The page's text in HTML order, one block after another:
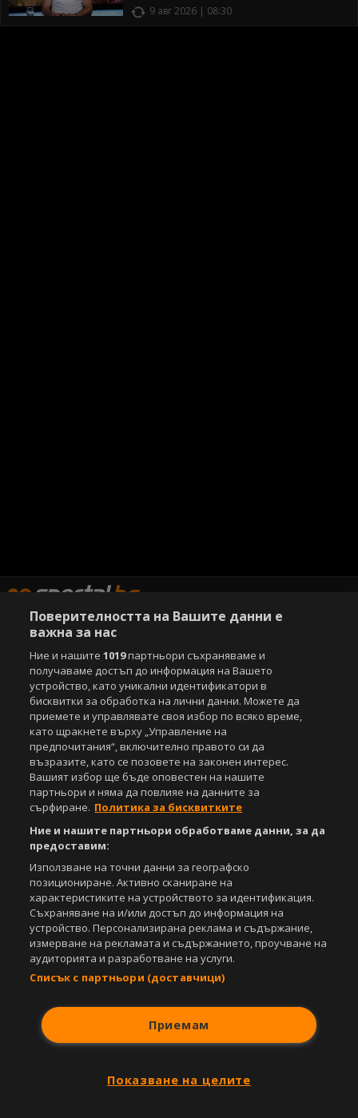
9 авг 2026 | 08:30
Copyright © 2007-2026 Агенция Спортал. Всички права запазени.
Този уебсайт е собственост наSportal Media Group
За нас Екип За рекламa
Общи условия
Етични правила на НСС
Лични данни
Управление на предпочитания
Съдържанието на този уеб сайт и технологиите, използвани в него, са
под закрила на Закона за авторското право и сродните му права.
Всички статии, репортажи, интервюта и други текстови, графични и
видео материали, публикувани в сайта, са собственост на Агенция
Спортал, освен ако изрично е посочено друго. Допуска се
публикуване на текстови материали само след писмено съгласие на
Агенция Спортал, посочване на източника и добавяне на линк към
www.sportal.bg. Използването на графични и видео материали,
публикувани в сайта, е строго забранено. Нарушителите ще бъдат
санкционирани с цялата строгост на закона.
СвалиБЕЗПЛАТНОТОприложение за:
Android
Поверителността на Вашите данни е
важна за нас
Ние и нашите1019партньори съхраняваме и
получаваме достъп до информация на Вашето
устройство, като уникални идентификатори в
бисквитки за обработка на лични данни. Можете да
приемете и управлявате своя избор по всяко време,
като щракнете върху „Управление на
предпочитания“, включително правото си да
възразите, като се позовете на законен интерес.
Вашият избор ще бъде оповестен на нашите
партньори и няма да повлияе на данните за
сърфиране. Политика за бисквитките
Ние и нашите партньори обработваме данни, за да
предоставим:
Използване на точни данни за географско
позициониране. Активно сканиране на
характеристиките на устройството за идентификация.
Съхраняване на и/или достъп до информация на
устройство. Персонализирана реклама и съдържание,
измерване на рекламата и съдържанието, проучване на
аудиторията и разработване на услуги.
Списък с партньори (доставчици)
Приемам
Показване на целите